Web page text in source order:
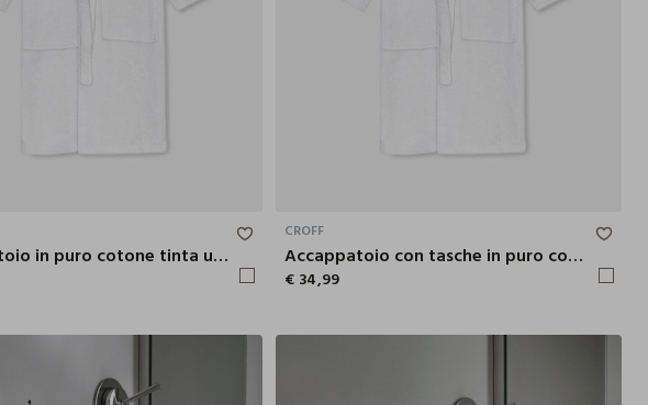
Accappatoio in puro cotone tinta unita
CROFF
Accappatoio con tasche in puro cotone
€ 34,99